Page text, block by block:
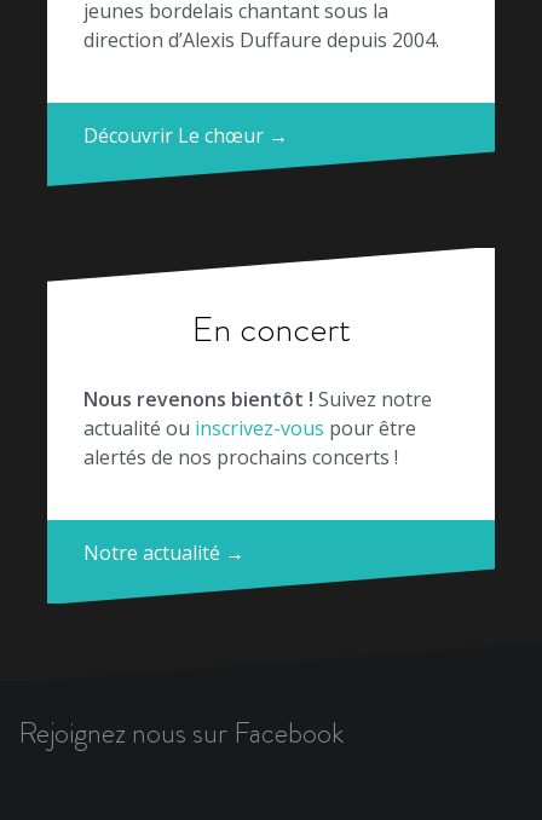
jeunes bordelais chantant sous la
direction d’Alexis Duffaure depuis 2004.
Découvrir Le chœur →
En concert
Nous revenons bientôt ! Suivez notre
actualité ou inscrivez-vous pour être
alertés de nos prochains concerts !
Notre actualité →
Rejoignez nous sur Facebook